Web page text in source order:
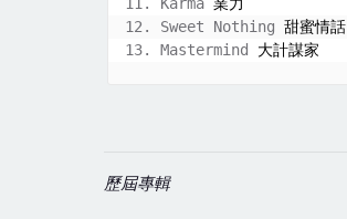
12. Sweet Nothing 甜蜜情話
13. Mastermind 大計謀家
歷屆專輯